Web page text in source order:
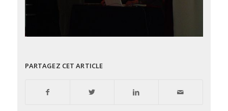
PARTAGEZ CET ARTICLE